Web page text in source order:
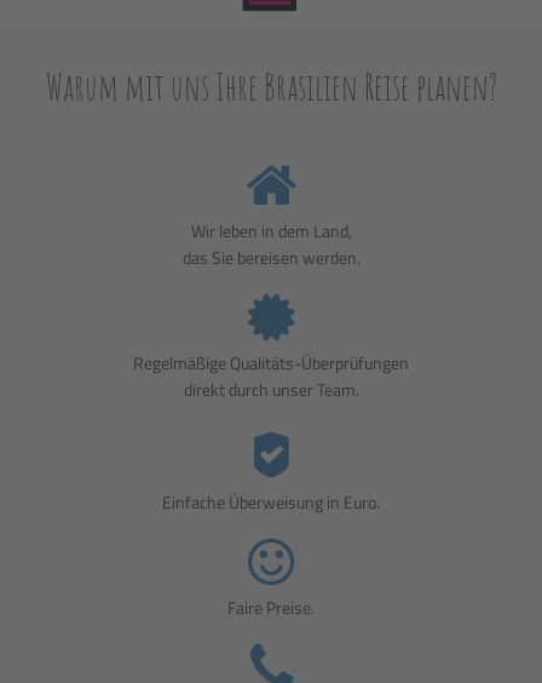
Warum mit uns Ihre Brasilien Reise planen?
Wir leben in dem Land,
das Sie bereisen werden.
Regelmäßige Qualitäts-Überprüfungen
direkt durch unser Team.
Einfache Überweisung in Euro.
Faire Preise.